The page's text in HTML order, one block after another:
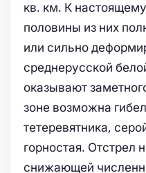
кв. км. К
половины из них
или сильно
среднерусской
оказывают
зоне возможна
тетеревятника,
горностая. Отстрел
снижающей